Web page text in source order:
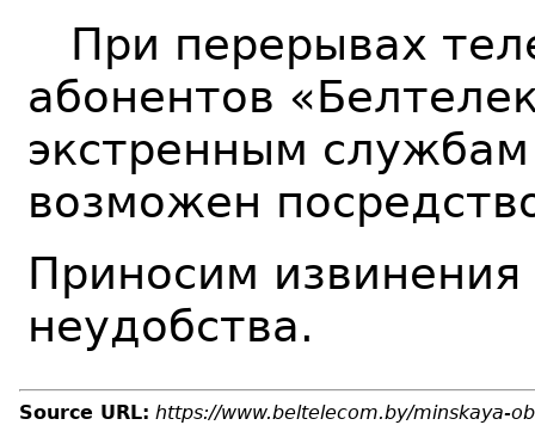
При перерывах
абонентов
экстренным
возможен
Приносим
неудобства.
Source URL: https://www.beltelecom.by/minskaya-